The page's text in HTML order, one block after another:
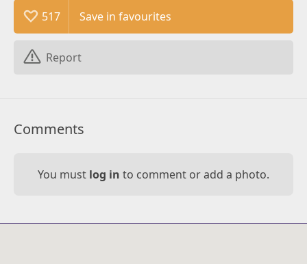
517
Report
Comments
You must log in to comment or add a photo.